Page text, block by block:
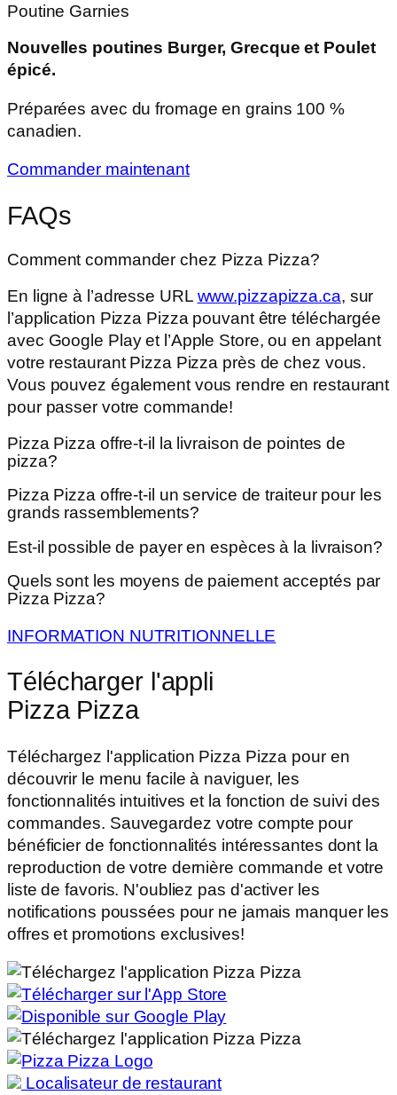
Poutine Garnies
Nouvelles poutines Burger, Grecque et Poulet
épicé.
Préparées avec du fromage en grains 100 %
canadien.
Commander maintenant
FAQs
Comment commander chez Pizza Pizza?
En ligne à l’adresse URL www.pizzapizza.ca, sur
l’application Pizza Pizza pouvant être téléchargée
avec Google Play et l’Apple Store, ou en appelant
votre restaurant Pizza Pizza près de chez vous.
Vous pouvez également vous rendre en restaurant
pour passer votre commande!
Pizza Pizza offre-t-il la livraison de pointes de
pizza?
Pizza Pizza offre-t-il un service de traiteur pour les
grands rassemblements?
Est-il possible de payer en espèces à la livraison?
Quels sont les moyens de paiement acceptés par
Pizza Pizza?
INFORMATION NUTRITIONNELLE
Télécharger l'appli
Pizza Pizza
Téléchargez l'application Pizza Pizza pour en
découvrir le menu facile à naviguer, les
fonctionnalités intuitives et la fonction de suivi des
commandes. Sauvegardez votre compte pour
bénéficier de fonctionnalités intéressantes dont la
reproduction de votre dernière commande et votre
liste de favoris. N'oubliez pas d'activer les
notifications poussées pour ne jamais manquer les
offres et promotions exclusives!
Localisateur de restaurant